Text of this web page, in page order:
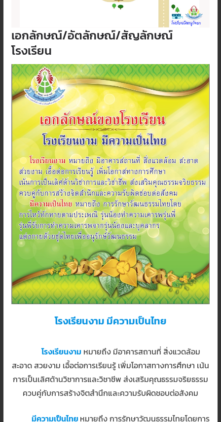
เอกลักษณ์/อัตลักษณ์/สัญลักษณ์
โรงเรียน
โรงเรียนงาม มีความเป็นไทย
โรงเรียนงาม หมายถึง มีอาคารสถานที่ สิ่งแวดล้อม
สะอาด สวยงาม เอื้อต่อการเรียนรู้ เพิ่มโอกาสทางการศึกษา เน้น
การเป็นเลิศด้านวิชาการและวิชาชีพ ส่งเสริมคุณธรรมจริยธรรม
ควบคู่กับการสร้างจิตสำนึกและความรับผิดชอบต่อสังคม
มีความเป็นไทยหมายถึง การรักษาวัฒนธรรมไทยโดยการ